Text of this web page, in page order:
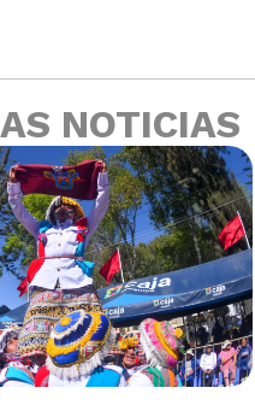
NOTICIAS